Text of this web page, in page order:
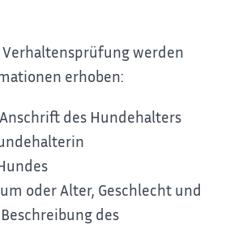
Verhaltensprüfung werden
erhoben:
des Hundehalters
oder Alter, Geschlecht und
Beschreibung des